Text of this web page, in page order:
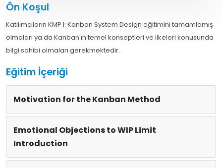
Ön Koşul
Katılımcıların KMP I: Kanban System Design eğitimini tamamlamış
olmaları ya da Kanban'ın temel konseptleri ve ilkeleri konusunda
bilgi sahibi olmaları gerekmektedir.
Eğitim İçeriği
Motivation for the Kanban Method
Emotional Objections to WIP Limit
Introduction